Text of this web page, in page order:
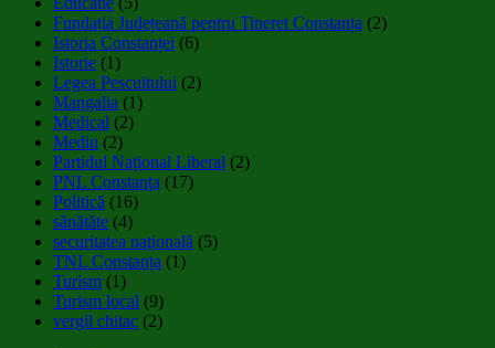
Fundația Județeană pentru Tineret Constanța (2)
Istoria Constanței (6)
Istorie (1)
Legea Pescuitului (2)
Mangalia (1)
Medical (2)
Mediu (2)
Partidul Național Liberal (2)
PNL Constanţa (17)
Politică (16)
sănătăte (4)
securitatea naţională (5)
TNL Constanța (1)
Turism (1)
Turism local (9)
vergil chitac (2)